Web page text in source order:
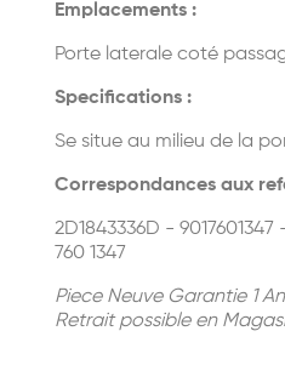
Emplacements :
Porte laterale coté
Specifications :
Se situe au milieu de la
Correspondances aux
2D1843336D - 9017601347
760 1347
Piece Neuve Garantie 1 An
Retrait possible en